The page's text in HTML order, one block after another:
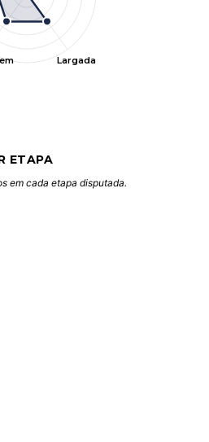
Largada
ETAPA
em cada etapa disputada.